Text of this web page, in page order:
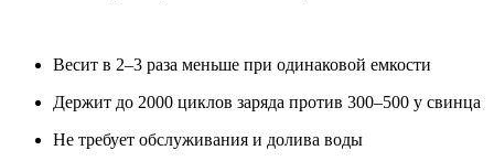
Весит в 2‒3 раза меньше при одинаковой емкости
Держит до 2000 циклов заряда против 300‒500 у свинца
Не требует обслуживания и долива воды